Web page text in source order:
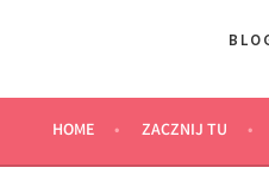
HOME ZACZNIJ TU